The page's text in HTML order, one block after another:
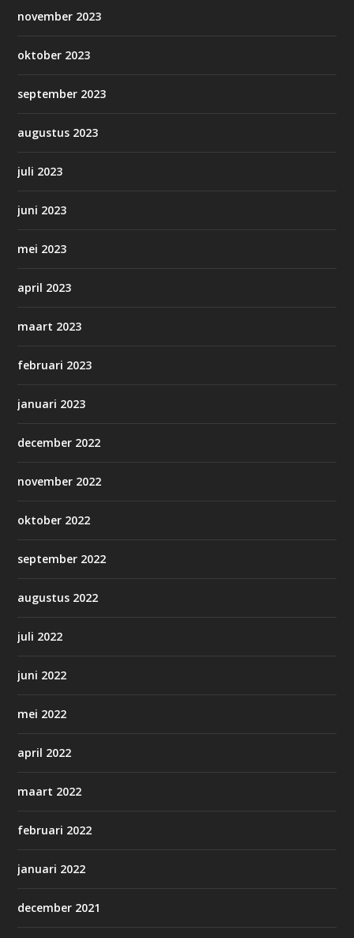
november 2023
oktober 2023
september 2023
augustus 2023
juli 2023
juni 2023
mei 2023
april 2023
maart 2023
februari 2023
januari 2023
december 2022
november 2022
oktober 2022
september 2022
augustus 2022
juli 2022
juni 2022
mei 2022
april 2022
maart 2022
februari 2022
januari 2022
december 2021